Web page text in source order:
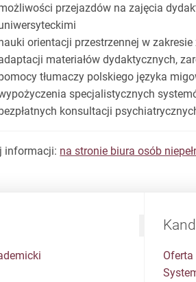
przejazdów na zajęcia
orientacji przestrzennej w
materiałów dydaktycznych,
tłumaczy polskiego języka
specjalistycznych
konsultacji
informacji: na stronie biura osób